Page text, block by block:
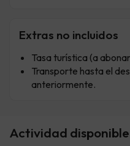
Extras no incluidos
Tasa turística (a
Transporte hasta el
anteriormente.
Actividad disponible